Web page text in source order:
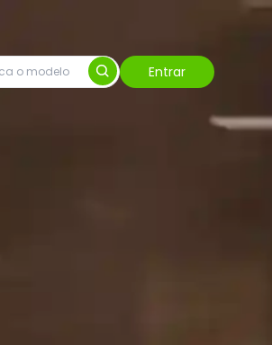
Entrar